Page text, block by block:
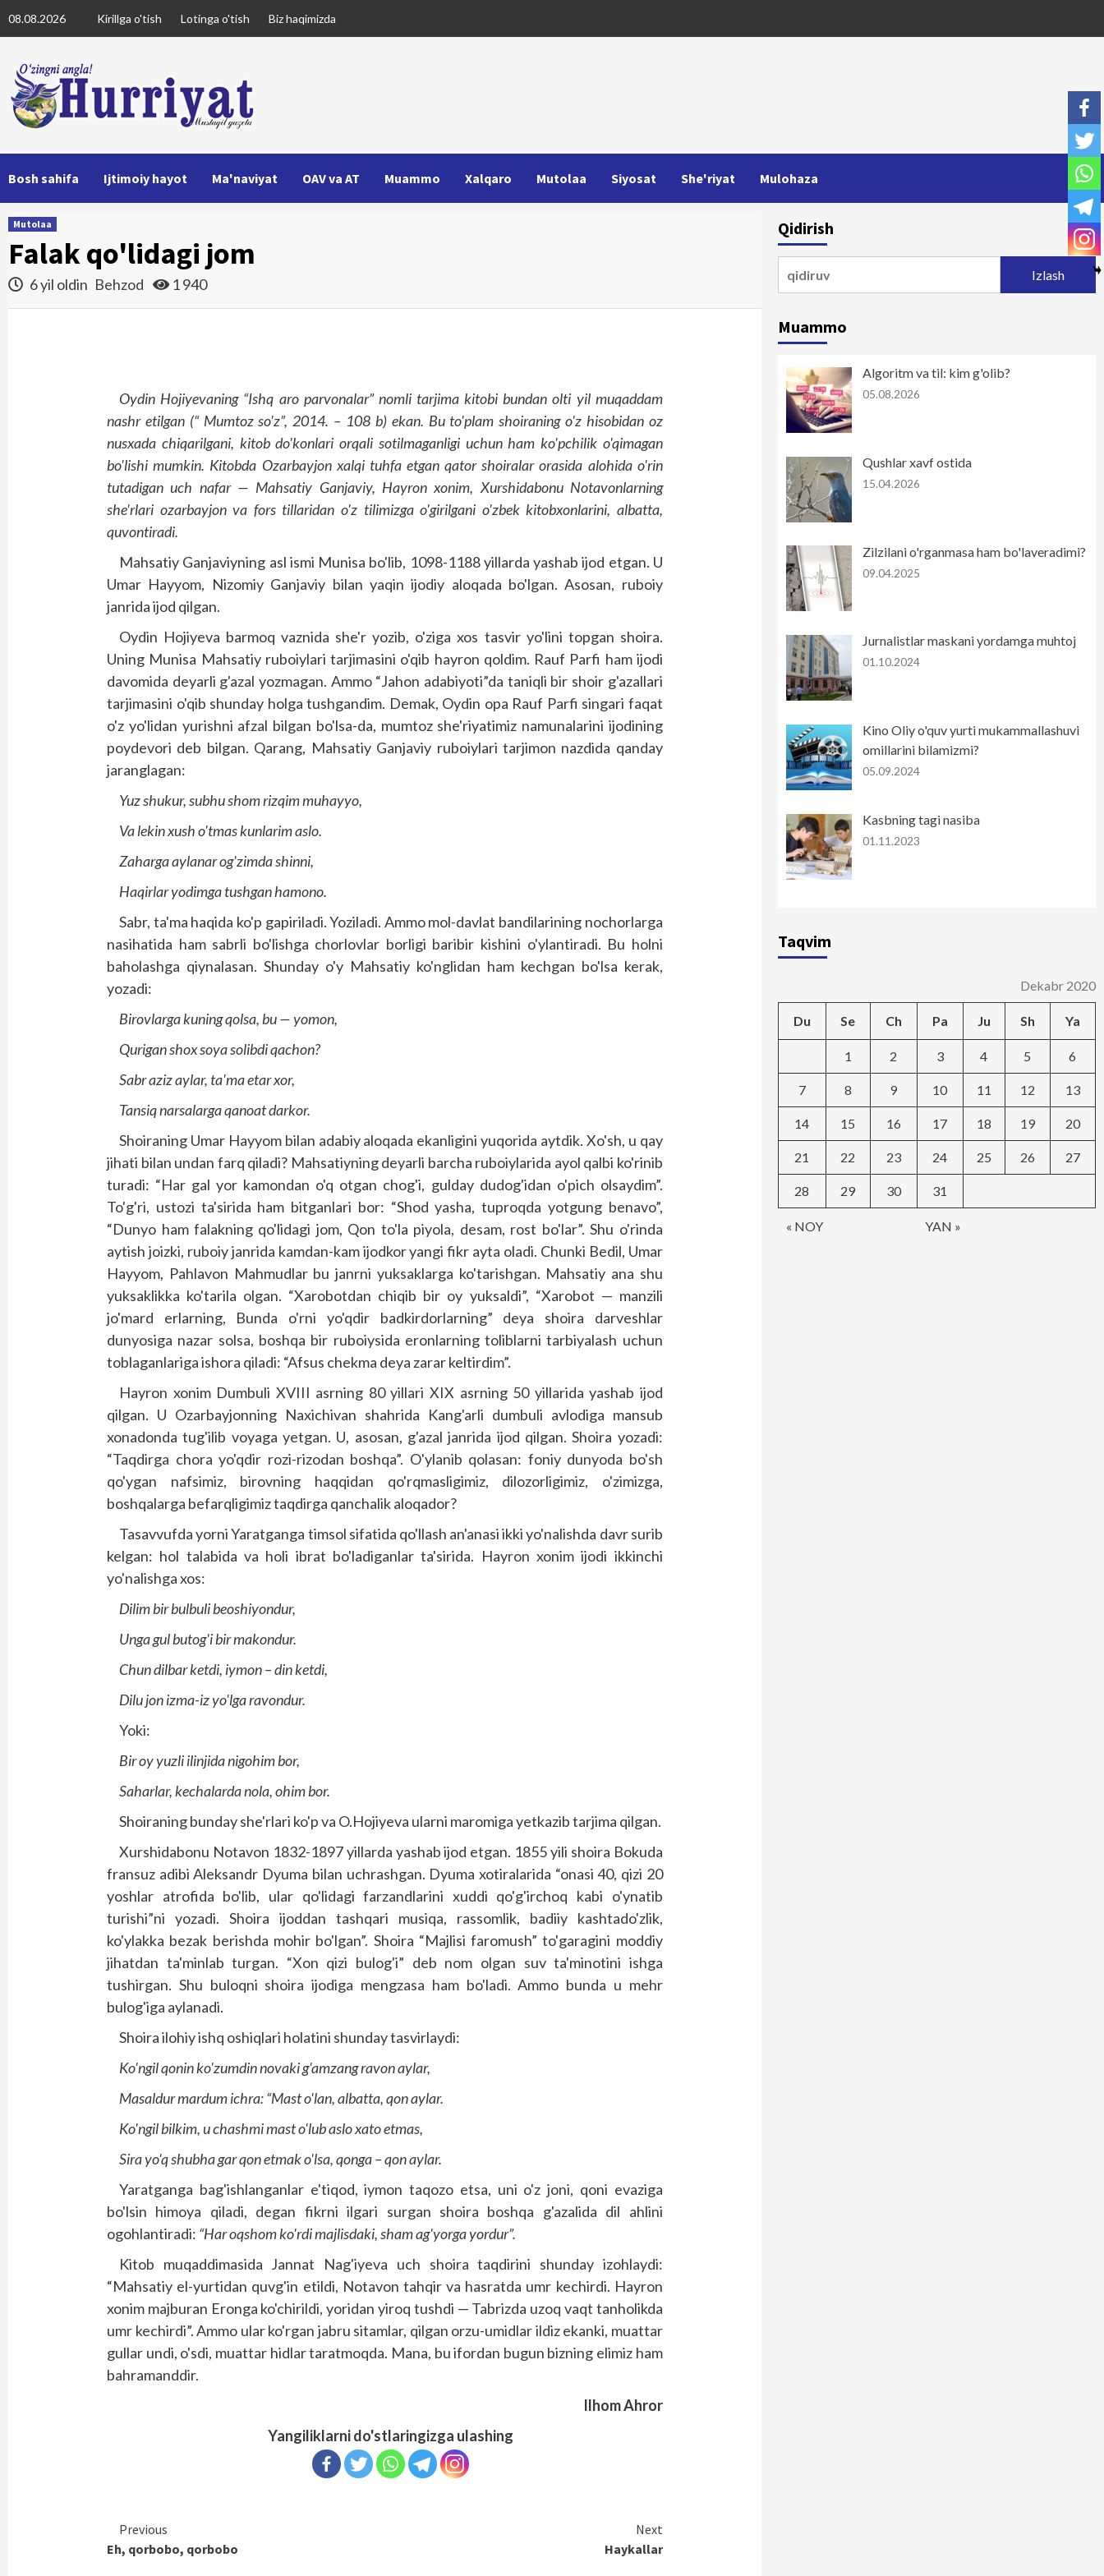
to
08.08.2026 Kirillga o'tish Lotinga o'tish Biz haqimizda
Bosh sahifa Ijtimoiy hayot Ma'naviyat OAV va AT Muammo Xalqaro Mutolaa Siyosat She'riyat Mulohaza
Mutolaa
Falak qo'lidagi jom
6 yil oldin Behzod 1 940
Oydin Hojiyevaning“Ishq aro parvonalar” nomli tarjima kitobi bundan olti yil muqaddam
nashr etilgan(“ Mumtoz so'z”, 2014. – 108 b) ekan. Bu to'plam shoiraning o'z hisobidan oz
nusxada chiqarilgani, kitob do'konlari orqali sotilmaganligi uchun ham ko'pchilik o'qimagan
bo'lishi mumkin. Kitobda Ozarbayjon xalqi tuhfa etgan qator shoiralar orasida alohida o'rin
tutadigan uch nafar— Mahsatiy Ganjaviy, Hayron xonim, Xurshidabonu Notavonlarning
she'rlari ozarbayjon va fors tillaridan o'z tilimizga o'girilgani o'zbek kitobxonlarini, albatta,
quvontiradi.
Mahsatiy Ganjaviyning asl ismi Munisa bo'lib, 1098-1188 yillarda yashab ijod etgan. U
Umar Hayyom, Nizomiy Ganjaviy bilan yaqin ijodiy aloqada bo'lgan. Asosan, ruboiy
janrida ijod qilgan.
Oydin Hojiyeva barmoq vaznida she'r yozib, o'ziga xos tasvir yo'lini topgan shoira.
Uning Munisa Mahsatiy ruboiylari tarjimasini o'qib hayron qoldim. Rauf Parfi ham ijodi
davomida deyarli g'azal yozmagan. Ammo “Jahon adabiyoti”da taniqli bir shoir g'azallari
tarjimasini o'qib shunday holga tushgandim. Demak, Oydin opa Rauf Parfi singari faqat
o'z yo'lidan yurishni afzal bilgan bo'lsa-da, mumtoz she'riyatimiz namunalarini ijodining
poydevori deb bilgan. Qarang, Mahsatiy Ganjaviy ruboiylari tarjimon nazdida qanday
jaranglagan:
Yuz shukur, subhu shom rizqim muhayyo,
Va lekin xush o'tmas kunlarim aslo.
Zaharga aylanar og'zimda shinni,
Haqirlar yodimga tushgan hamono.
Sabr, ta'ma haqida ko'p gapiriladi. Yoziladi. Ammo mol-davlat bandilarining nochorlarga
nasihatida ham sabrli bo'lishga chorlovlar borligi baribir kishini o'ylantiradi. Bu holni
baholashga qiynalasan. Shunday o'y Mahsatiy ko'nglidan ham kechgan bo'lsa kerak,
yozadi:
Birovlarga kuning qolsa, bu — yomon,
Qurigan shox soya solibdi qachon?
Sabr aziz aylar, ta'ma etar xor,
Tansiq narsalarga qanoat darkor.
Shoiraning Umar Hayyom bilan adabiy aloqada ekanligini yuqorida aytdik. Xo'sh, u qay
jihati bilan undan farq qiladi? Mahsatiyning deyarli barcha ruboiylarida ayol qalbi ko'rinib
turadi: “Har gal yor kamondan o'q otgan chog'i, gulday dudog'idan o'pich olsaydim”.
To'g'ri, ustozi ta'sirida ham bitganlari bor: “Shod yasha, tuproqda yotgung benavo”,
“Dunyo ham falakning qo'lidagi jom, Qon to'la piyola, desam, rost bo'lar”. Shu o'rinda
aytish joizki, ruboiy janrida kamdan-kam ijodkor yangi fikr ayta oladi. Chunki Bedil, Umar
Hayyom, Pahlavon Mahmudlar bu janrni yuksaklarga ko'tarishgan. Mahsatiy ana shu
yuksaklikka ko'tarila olgan. “Xarobotdan chiqib bir oy yuksaldi”, “Xarobot — manzili
jo'mard erlarning, Bunda o'rni yo'qdir badkirdorlarning” deya shoira darveshlar
dunyosiga nazar solsa, boshqa bir ruboiysida eronlarning toliblarni tarbiyalash uchun
toblaganlariga ishora qiladi: “Afsus chekma deya zarar keltirdim”.
Hayron xonim Dumbuli XVIII asrning 80 yillari XIX asrning 50 yillarida yashab ijod
qilgan. U Ozarbayjonning Naxichivan shahrida Kang'arli dumbuli avlodiga mansub
xonadonda tug'ilib voyaga yetgan. U, asosan, g'azal janrida ijod qilgan. Shoira yozadi:
“Taqdirga chora yo'qdir rozi-rizodan boshqa”. O'ylanib qolasan: foniy dunyoda bo'sh
qo'ygan nafsimiz, birovning haqqidan qo'rqmasligimiz, dilozorligimiz, o'zimizga,
boshqalarga befarqligimiz taqdirga qanchalik aloqador?
Tasavvufda yorni Yaratganga timsol sifatida qo'llash an'anasi ikki yo'nalishda davr surib
kelgan: hol talabida va holi ibrat bo'ladiganlar ta'sirida. Hayron xonim ijodi ikkinchi
yo'nalishga xos:
Dilim bir bulbuli beoshiyondur,
Unga gul butog'i bir makondur.
Chun dilbar ketdi, iymon – din ketdi,
Dilu jon izma-iz yo'lga ravondur.
Yoki:
Bir oy yuzli ilinjida nigohim bor,
Saharlar, kechalarda nola, ohim bor.
Shoiraning bunday she'rlari ko'p va O.Hojiyeva ularni maromiga yetkazib tarjima qilgan.
Xurshidabonu Notavon 1832-1897 yillarda yashab ijod etgan. 1855 yili shoira Bokuda
fransuz adibi Aleksandr Dyuma bilan uchrashgan. Dyuma xotiralarida “onasi 40, qizi 20
yoshlar atrofida bo'lib, ular qo'lidagi farzandlarini xuddi qo'g'irchoq kabi o'ynatib
turishi”ni yozadi. Shoira ijoddan tashqari musiqa, rassomlik, badiiy kashtado'zlik,
ko'ylakka bezak berishda mohir bo'lgan”. Shoira “Majlisi faromush” to'garagini moddiy
jihatdan ta'minlab turgan. “Xon qizi bulog'i” deb nom olgan suv ta'minotini ishga
tushirgan. Shu buloqni shoira ijodiga mengzasa ham bo'ladi. Ammo bunda u mehr
bulog'iga aylanadi.
Shoira ilohiy ishq oshiqlari holatini shunday tasvirlaydi:
Ko'ngil qonin ko'zumdin novaki g'amzang ravon aylar,
Masaldur mardum ichra: “Mast o'lan, albatta, qon aylar.
Ko'ngil bilkim, u chashmi mast o'lub aslo xato etmas,
Sira yo'q shubha gar qon etmak o'lsa, qonga – qon aylar.
Yaratganga bag'ishlanganlar e'tiqod, iymon taqozo etsa, uni o'z joni, qoni evaziga
bo'lsin himoya qiladi, degan fikrni ilgari surgan shoira boshqa g'azalida dil ahlini
ogohlantiradi: “Har oqshom ko'rdi majlisdaki, sham ag'yorga yordur”.
Kitob muqaddimasida Jannat Nag'iyeva uch shoira taqdirini shunday izohlaydi:
“Mahsatiy el-yurtidan quvg'in etildi, Notavon tahqir va hasratda umr kechirdi. Hayron
xonim majburan Eronga ko'chirildi, yoridan yiroq tushdi — Tabrizda uzoq vaqt tanholikda
umr kechirdi”. Ammo ular ko'rgan jabru sitamlar, qilgan orzu-umidlar ildiz ekanki, muattar
gullar undi, o'sdi, muattar hidlar taratmoqda. Mana, bu ifordan bugun bizning elimiz ham
bahramanddir.
Ilhom Ahror
Yangiliklarni do'stlaringizga ulashing
Continue
Reading
Previous
Eh, qorbobo, qorbobo
Next
Haykallar
Qidirish
Muammo
Algoritm va til: kim g'olib?
05.08.2026
Qushlar xavf ostida
15.04.2026
Zilzilani o'rganmasa ham bo'laveradimi?
09.04.2025
Jurnalistlar maskani yordamga muhtoj
01.10.2024
Kino Oliy o'quv yurti mukammallashuvi
omillarini bilamizmi?
05.09.2024
Kasbning tagi nasiba
01.11.2023
Taqvim
Dekabr 2020
Du Se Ch Pa Ju Sh Ya
« NOY YAN »
1 2 3 4 5 6
7 8 9 10 11 12 13
14 15 16 17 18 19 20
21 22 23 24 25 26 27
28 29 30 31